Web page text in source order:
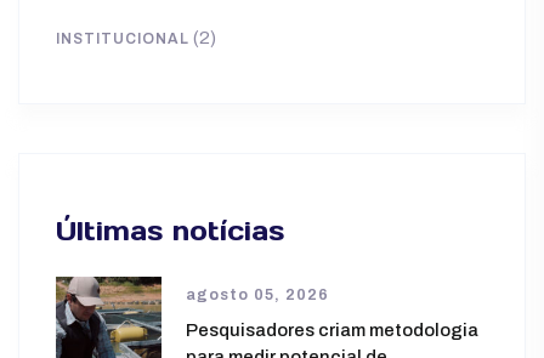
INSTITUCIONAL (2)
Últimas notícias
agosto 05, 2026
Pesquisadores criam metodologia